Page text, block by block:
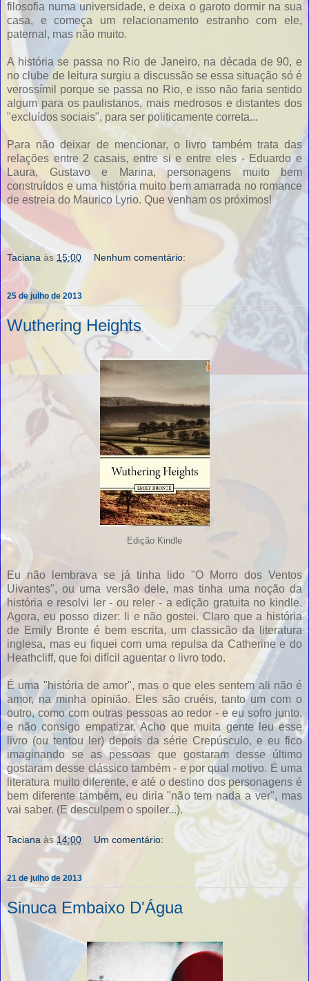
filosofia numa universidade, e deixa o garoto dormir na sua
casa, e começa um relacionamento estranho com ele,
paternal, mas não muito.
A história se passa no Rio de Janeiro, na década de 90, e
no clube de leitura surgiu a discussão se essa situação só é
verossímil porque se passa no Rio, e isso não faria sentido
algum para os paulistanos, mais medrosos e distantes dos
"excluídos sociais", para ser politicamente correta...
Para não deixar de mencionar, o livro também trata das
relações entre 2 casais, entre si e entre eles - Eduardo e
Laura, Gustavo e Marina, personagens muito bem
construídos e uma história muito bem amarrada no romance
de estreia do Maurico Lyrio. Que venham os próximos!
Taciana às15:00 Nenhum comentário:
25 de julho de 2013
Wuthering Heights
Edição Kindle
Eu não lembrava se já tinha lido "O Morro dos Ventos
Uivantes", ou uma versão dele, mas tinha uma noção da
história e resolvi ler - ou reler - a edição gratuita no kindle.
Agora, eu posso dizer: li e não gostei. Claro que a história
de Emily Bronte é bem escrita, um classicão da literatura
inglesa, mas eu fiquei com uma repulsa da Catherine e do
Heathcliff, que foi difícil aguentar o livro todo.
É uma "história de amor", mas o que eles sentem ali não é
amor, na minha opinião. Eles são cruéis, tanto um com o
outro, como com outras pessoas ao redor - e eu sofro junto,
e não consigo empatizar. Acho que muita gente leu esse
livro (ou tentou ler) depois da série Crepúsculo, e eu fico
imaginando se as pessoas que gostaram desse último
gostaram desse clássico também - e por qual motivo. É uma
literatura muito diferente, e até o destino dos personagens é
bem diferente também, eu diria "não tem nada a ver", mas
vai saber. (E desculpem o spoiler...).
Taciana às14:00 Um comentário:
21 de julho de 2013
Sinuca Embaixo D'Água